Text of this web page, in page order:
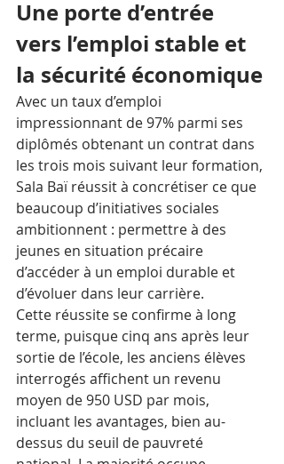
Une porte d’entrée
vers l’emploi stable et
la sécurité économique
Avec un taux d’emploi
impressionnant de 97% parmi ses
diplômés obtenant un contrat dans
les trois mois suivant leur formation,
Sala Baï réussit à concrétiser ce que
beaucoup d’initiatives sociales
ambitionnent : permettre à des
jeunes en situation précaire
d’accéder à un emploi durable et
d’évoluer dans leur carrière.
Cette réussite se confirme à long
terme, puisque cinq ans après leur
sortie de l’école, les anciens élèves
interrogés affichent un revenu
moyen de 950 USD par mois,
incluant les avantages, bien au-
dessus du seuil de pauvreté